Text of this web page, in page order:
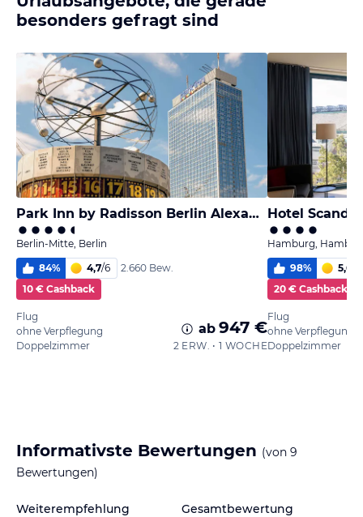
besonders gefragt sind
Park Inn by Radisson Berlin Alexanderplatz
Berlin-Mitte, Berlin
84% 4,7/6
2.660 Bew.
10 € Cashback
Flug
ohne Verpflegung
Doppelzimmer
ab 947 €
2 ERW. • 1 WOCHE
Hotel
Hamburg,
98% 5,6
20 € Cashback
Flug
ohne Verpflegung
Doppelzimmer
Informativste Bewertungen (von 9
Bewertungen)
Weiterempfehlung Gesamtbewertung